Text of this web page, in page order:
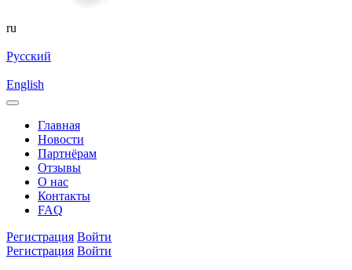
ru
Русский
English
Главная
Новости
Партнёрам
Отзывы
О нас
Контакты
FAQ
Регистрация Войти
Регистрация Войти